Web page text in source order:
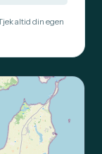
altid din egen